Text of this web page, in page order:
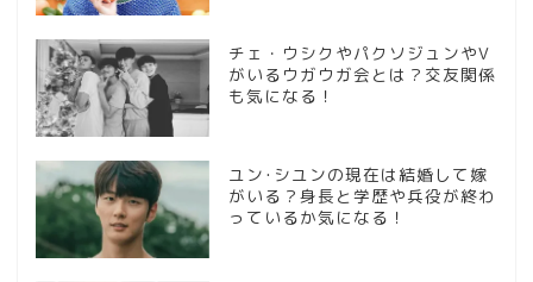
チェ・ウシクやパクソジュンやV
がいるウガウガ会とは？交友関係
も気になる！
ユン･シユンの現在は結婚して嫁
がいる？身長と学歴や兵役が終わ
っているか気になる！